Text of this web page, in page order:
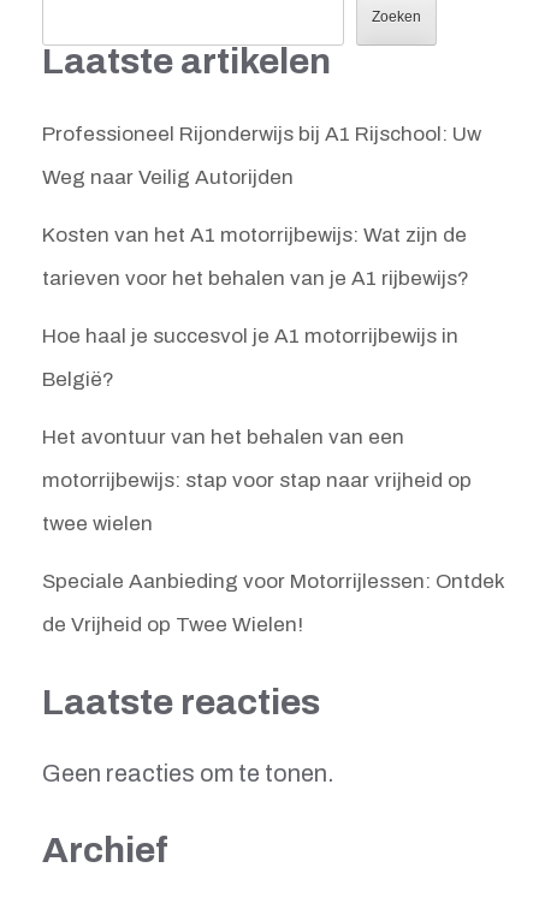
Zoeken
Laatste artikelen
Professioneel Rijonderwijs bij A1 Rijschool: Uw
Weg naar Veilig Autorijden
Kosten van het A1 motorrijbewijs: Wat zijn de
tarieven voor het behalen van je A1 rijbewijs?
Hoe haal je succesvol je A1 motorrijbewijs in
België?
Het avontuur van het behalen van een
motorrijbewijs: stap voor stap naar vrijheid op
twee wielen
Speciale Aanbieding voor Motorrijlessen: Ontdek
de Vrijheid op Twee Wielen!
Laatste reacties
Geen reacties om te tonen.
Archief